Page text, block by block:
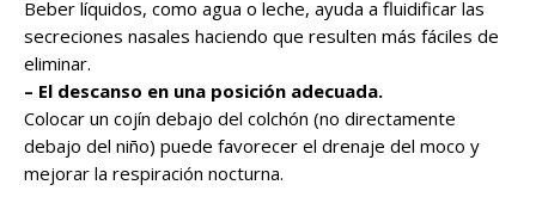
Beber líquidos, como agua o leche, ayuda a fluidificar las
secreciones nasales haciendo que resulten más fáciles de
eliminar.
– El descanso en una posición adecuada.
Colocar un cojín debajo del colchón (no directamente
debajo del niño) puede favorecer el drenaje del moco y
mejorar la respiración nocturna.